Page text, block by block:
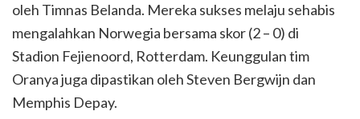
oleh Timnas Belanda. Mereka sukses melaju sehabis
mengalahkan Norwegia bersama skor (2 – 0) di
Stadion Fejienoord, Rotterdam. Keunggulan tim
Oranya juga dipastikan oleh Steven Bergwijn dan
Memphis Depay.